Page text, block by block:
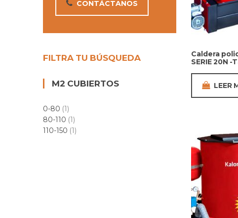
Caldera
SERIE 20N -
LEER
CONTÁCTANOS
FILTRA TU BÚSQUEDA
M2 CUBIERTOS
0-80 (1)
80-110 (1)
110-150 (1)